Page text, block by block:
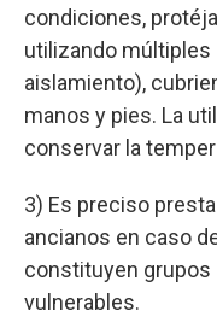
condiciones,
utilizando múltiples
aislamiento),
manos y pies. La
conservar la
3) Es preciso
ancianos en caso
constituyen grupos
vulnerables.